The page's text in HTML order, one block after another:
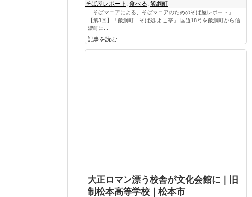
そば屋レポート , 食べる, 飯綱町
「そばマニアによる、そばマニアのためのそば屋レポート」
【第3回】「飯綱町 そば処 よこ亭」 国道18号を飯綱町から信
濃町に...
記事を読む
大正ロマン漂う校舎が文化会館に｜旧
制松本高等学校｜松本市